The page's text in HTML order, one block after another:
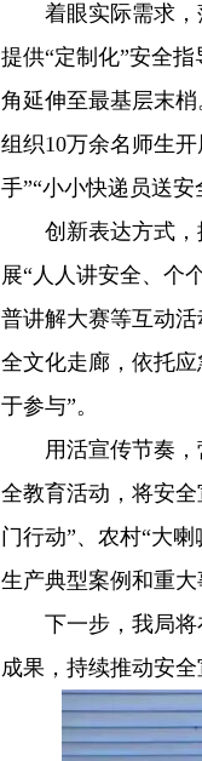
着眼实际需求
提供“定制化”安全
角延伸至最基层末
组织10万余名师生
手”“小小快递员送安
创新表达方式
展“人人讲安全、个
普讲解大赛等互动
全文化走廊，依托
于参与”。
用活宣传节奏
全教育活动，将安
门行动”、农村“大
生产典型案例和重
下一步，我局
成果，持续推动安全